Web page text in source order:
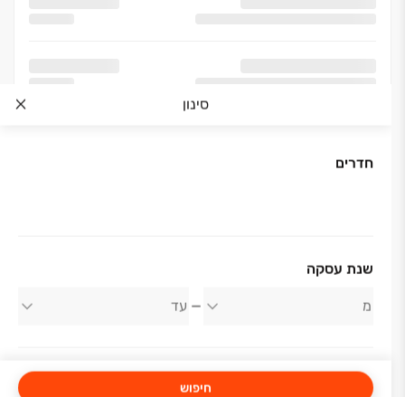
סינון
חדרים
שנת עסקה
חיפוש
אודות החברה
פרץ בוני הנגב